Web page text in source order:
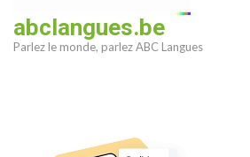
abclangues.be
Parlez le monde, parlez ABC Langues